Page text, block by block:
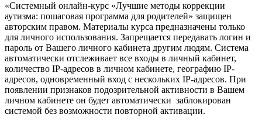
«Системный онлайн-курс «Лучшие методы коррекции
аутизма: пошаговая программа для родителей» защищен
авторским правом. Материалы курса предназначены только
для личного использования. Запрещается передавать логин и
пароль от Вашего личного кабинета другим людям. Система
автоматически отслеживает все входы в личный кабинет,
количество IP-адресов в личном кабинете, географию IP-
адресов, одновременный вход с нескольких IP-адресов. При
появлении признаков подозрительной активности в Вашем
личном кабинете он будет автоматически заблокирован
системой без возможности повторной активации.